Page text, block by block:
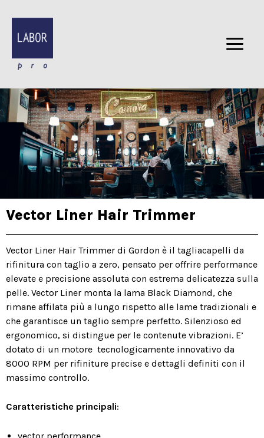
contenuto
Vector Liner Hair Trimmer
Vector Liner Hair Trimmer di Gordon è il tagliacapelli da
rifinitura con taglio a zero, pensato per offrire performance
elevate e precisione assoluta con estrema delicatezza sulla
pelle. Vector Liner monta la lama Black Diamond, che
rimane affilata più a lungo rispetto alle lame tradizionali e
che garantisce un taglio sempre perfetto. Silenzioso ed
ergonomico, si distingue per le contenute vibrazioni. E’
dotato di un motore tecnologicamente innovativo da
8000 RPM per rifiniture precise e dettagli definiti con il
massimo controllo.
Caratteristiche principali: